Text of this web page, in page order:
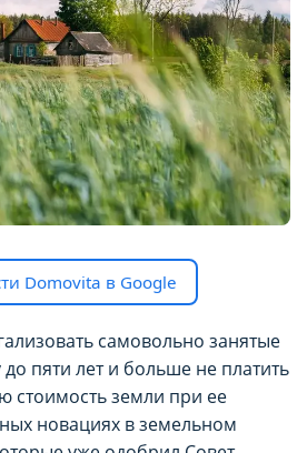
Domovita в Google
самовольно занятые
до пяти лет и больше не платить
стоимость земли при ее
новациях в земельном